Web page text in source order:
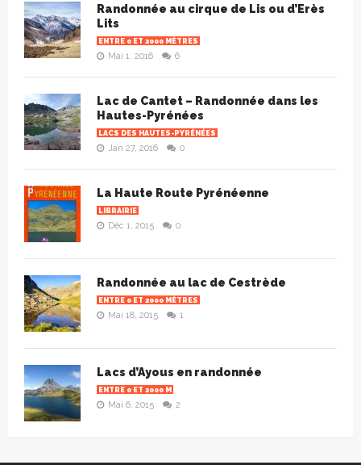
Randonnée au cirque de Lis ou d’Erès
Lits
ENTRE 0 ET 2000 MÈTRES
Mai 1, 2016 6
Lac de Cantet – Randonnée dans les
Hautes-Pyrénées
LACS DES HAUTES-PYRÉNÉES
Jan 27, 2016 0
La Haute Route Pyrénéenne
LIBRAIRIE
Déc 1, 2015 0
Randonnée au lac de Cestrède
ENTRE 0 ET 2000 MÈTRES
Mai 18, 2015 1
Lacs d’Ayous en randonnée
ENTRE 0 ET 2000 M
Mai 6, 2015 2